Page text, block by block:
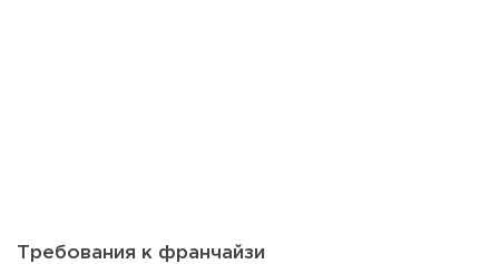
Требования к франчайзи